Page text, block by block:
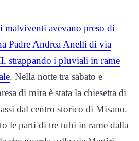
avevano preso di
Padre Andrea Anelli di via
strappando i pluviali in rame
. Nella notte tra sabato e
di mira è stata la chiesetta di
dal centro storico di Misano.
le parti di tre tubi in rame dalla